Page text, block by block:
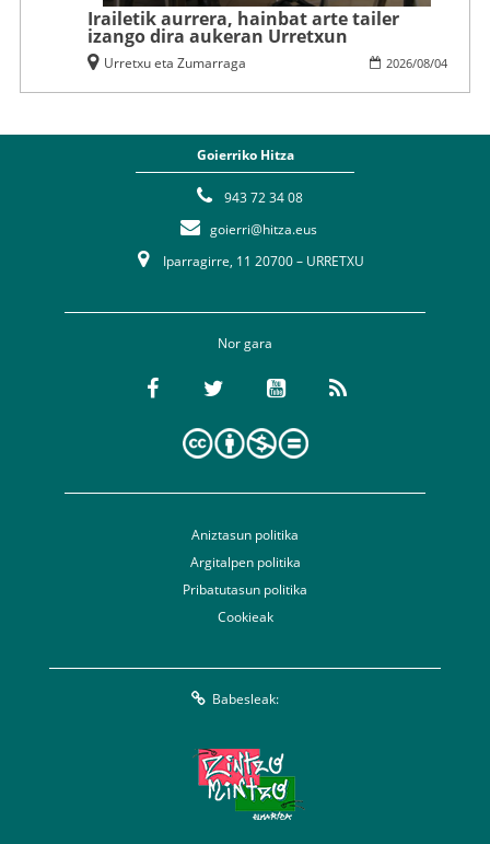
Irailetik aurrera, hainbat arte tailer
izango dira aukeran Urretxun
2026/08/04
Urretxu eta Zumarraga
Goierriko Hitza
943 72 34 08
goierri@hitza.eus
Iparragirre, 11 20700 – URRETXU
Nor gara
Aniztasun politika
Argitalpen politika
Pribatutasun politika
Cookieak
Babesleak: